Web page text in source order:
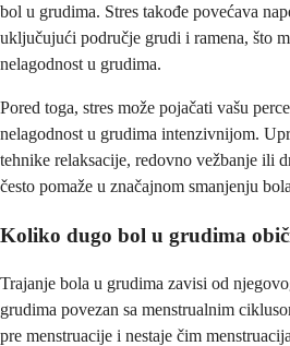
bol u grudima. Stres takođe povećava
uključujući područje grudi i ramena, što
nelagodnost u grudima.
Pored toga, stres može pojačati vašu
nelagodnost u grudima intenzivnijom.
tehnike relaksacije, redovno vežbanje ili
često pomaže u značajnom smanjenju
Koliko dugo bol u grudima
Trajanje bola u grudima zavisi od
grudima povezan sa menstrualnim
pre menstruacije i nestaje čim